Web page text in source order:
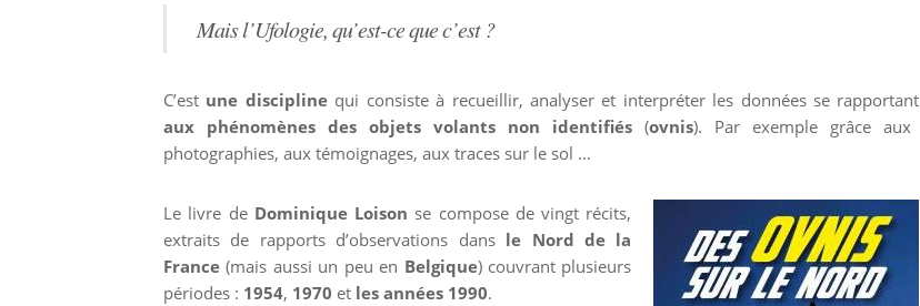
Mais l’Ufologie, qu’est-ce que c’est ?
C’est une disciplinequi consiste à recueillir, analyser et interpréter les données se rapportant
aux phénomènes des objets volants non identifiés (ovnis). Par exemple grâce aux
photographies, aux témoignages, aux traces sur le sol …
Le livre de Dominique Loison se compose de vingt récits,
extraits de rapports d’observations dansle Nord de la
France (mais aussi un peu en Belgique) couvrant plusieurs
périodes : 1954, 1970 et les années 1990.